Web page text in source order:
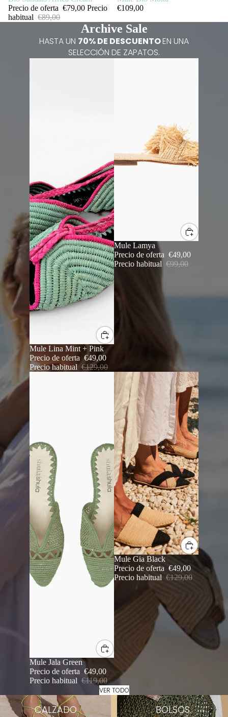
Precio de oferta €79,00 Precio
habitual €89,00
€109,00
Archive Sale
HASTA UN 70% DE DESCUENTOEN UNA
SELECCIÓN DE ZAPATOS.
SALE
Mule Lina Mint + Pink
Precio de oferta €49,00
Precio habitual €129,00
SALE
Mule Lamya
Precio de oferta €49,00
Precio habitual €99,00
Mule Jala Green
SALE
Mule Jala Green
Precio de oferta €49,00
Precio habitual €119,00
Mule Gia Black
SALE
Mule Gia Black
Precio de oferta €49,00
Precio habitual €129,00
VER TODO
Calzado
CALZADO
Bolsos
BOLSOS